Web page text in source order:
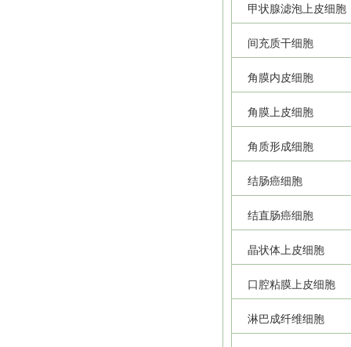
甲状腺滤泡上皮细胞
间充质干细胞
角膜内皮细胞
角膜上皮细胞
角质形成细胞
结肠癌细胞
结直肠癌细胞
晶状体上皮细胞
口腔粘膜上皮细胞
淋巴成纤维细胞